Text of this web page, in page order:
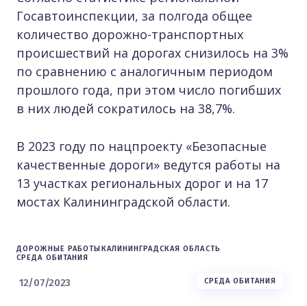
Госавтоинспекции, за полгода общее
количество дорожно-транспортных
происшествий на дорогах снизилось на 3%
по сравнению с аналогичным периодом
прошлого года, при этом число погибших
в них людей сократилось на 38,7%.
В 2023 году по нацпроекту «Безопасные
качественные дороги» ведутся работы на
13 участках региональных дорог и на 17
мостах Калининградской области.
ДОРОЖНЫЕ РАБОТЫКАЛИНИНГРАДСКАЯ ОБЛАСТЬ
СРЕДА ОБИТАНИЯ
12/07/2023 СРЕДА ОБИТАНИЯ